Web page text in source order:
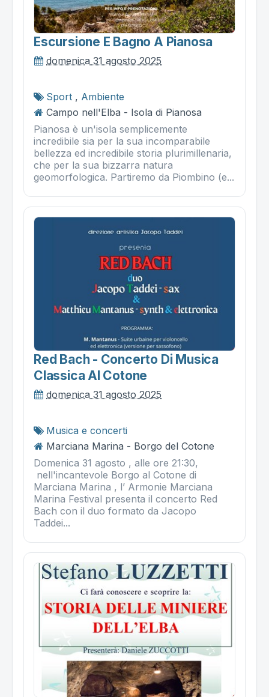
Escursione E Bagno A Pianosa
domenica 31 agosto 2025
Sport , Ambiente
Campo nell'Elba - Isola di Pianosa
Pianosa è un'isola semplicemente
incredibile sia per la sua incomparabile
bellezza ed incredibile storia plurimillenaria,
che per la sua bizzarra natura
geomorfologica. Partiremo da Piombino (e...
Red Bach - Concerto Di Musica
Classica Al Cotone
domenica 31 agosto 2025
Musica e concerti
Marciana Marina - Borgo del Cotone
Domenica 31 agosto , alle ore 21:30,
nell'incantevole Borgo al Cotone di
Marciana Marina , l’ Armonie Marciana
Marina Festival presenta il concerto Red
Bach con il duo formato da Jacopo
Taddei...